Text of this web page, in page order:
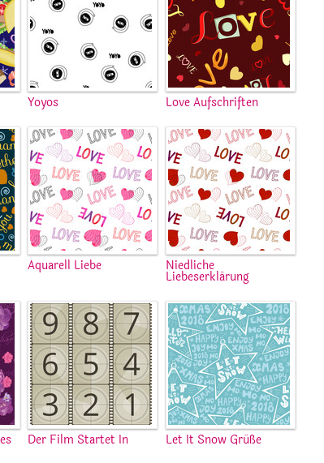
Yoyos Love Aufschriften
Aquarell Liebe Niedliche
Liebeserklärung
Der Film Startet In Let It Snow Grüße